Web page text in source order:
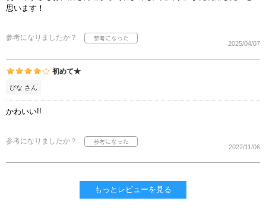
思います！
参考になりましたか？
2025/04/07
初めて★
ぴな さん
かわいい!!
参考になりましたか？
2022/11/06
もっとレビューを見る